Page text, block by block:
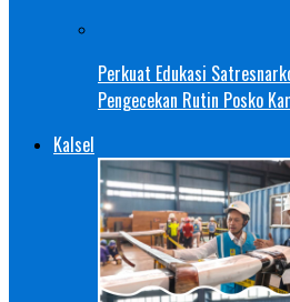
Perkuat Edukasi
Pengecekan Rutin Posko
Kalsel